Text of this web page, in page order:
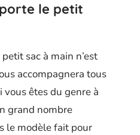
le petit
sac à main n’est
accompagnera tous
vous êtes du genre à
grand nombre
le modèle fait pour